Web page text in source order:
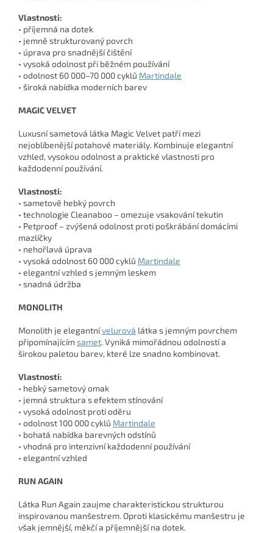
Vlastnosti:
• příjemná na dotek
• jemně strukturovaný povrch
• úprava pro snadnější čištění
• vysoká odolnost při běžném používání
• odolnost 60 000–70 000 cyklů Martindale
• široká nabídka moderních barev
MAGIC VELVET
Luxusní sametová látka Magic Velvet patří mezi
nejoblíbenější potahové materiály. Kombinuje elegantní
vzhled, vysokou odolnost a praktické vlastnosti pro
každodenní používání.
Vlastnosti:
• sametově hebký povrch
• technologie Cleanaboo – omezuje vsakování tekutin
• Petproof – zvýšená odolnost proti poškrábání domácími
mazlíčky
• nehořlavá úprava
• vysoká odolnost 60 000 cyklů Martindale
• elegantní vzhled s jemným leskem
• snadná údržba
MONOLITH
Monolith je elegantnívelurová látka s jemným povrchem
připomínajícímsamet. Vyniká mimořádnou odolností a
širokou paletou barev, které lze snadno kombinovat.
Vlastnosti:
• hebký sametový omak
• jemná struktura s efektem stínování
• vysoká odolnost proti oděru
• odolnost 100 000 cyklů Martindale
• bohatá nabídka barevných odstínů
• vhodná pro intenzivní každodenní používání
• elegantní vzhled
RUN AGAIN
Látka Run Again zaujme charakteristickou strukturou
inspirovanou manšestrem. Oproti klasickému manšestru je
však jemnější, měkčí a příjemnější na dotek.